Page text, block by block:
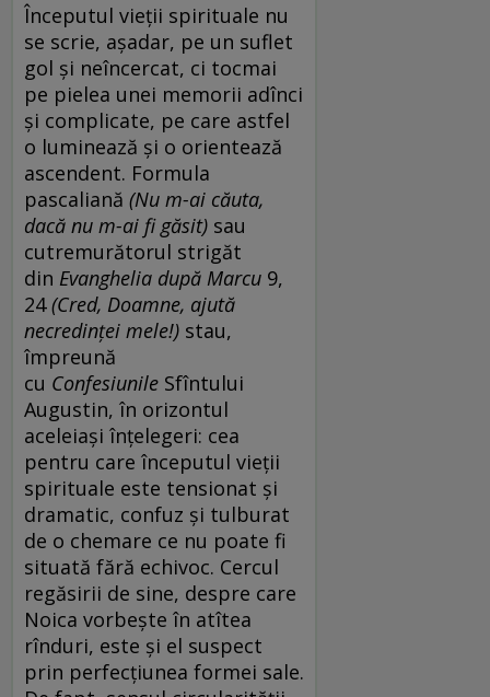
Începutul vieții spirituale nu
se scrie, așadar, pe un suflet
gol și neîncercat, ci tocmai
pe pielea unei memorii adînci
și complicate, pe care astfel
o luminează și o orientează
ascendent. Formula
pascaliană (Nu m-ai căuta,
dacă nu m-ai fi găsit) sau
cutremurătorul strigăt
din Evanghelia după Marcu 9,
24(Cred, Doamne, ajută
necredinței mele!) stau,
împreună
cu Confesiunile Sfîntului
Augustin, în orizontul
aceleiași înțelegeri: cea
pentru care începutul vieții
spirituale este tensionat și
dramatic, confuz și tulburat
de o chemare ce nu poate fi
situată fără echivoc. Cercul
regăsirii de sine, despre care
Noica vorbește în atîtea
rînduri, este și el suspect
prin perfecțiunea formei sale.